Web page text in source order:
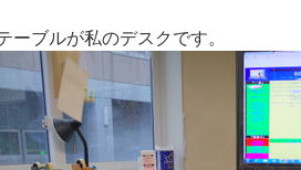
ーブルが私のデスクです。